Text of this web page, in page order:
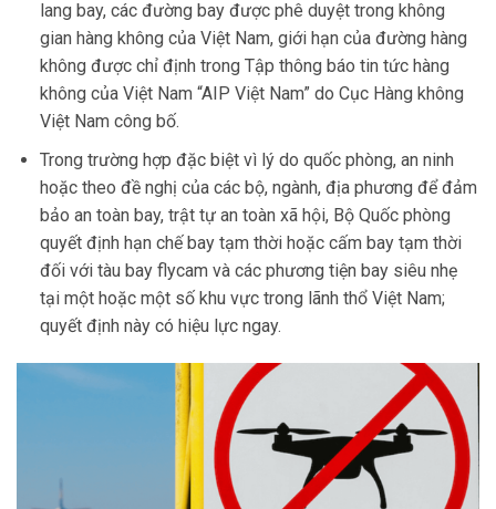
lang bay, các đường bay được phê duyệt trong không
gian hàng không của Việt Nam, giới hạn của đường hàng
không được chỉ định trong Tập thông báo tin tức hàng
không của Việt Nam “AIP Việt Nam” do Cục Hàng không
Việt Nam công bố.
Trong trường hợp đặc biệt vì lý do quốc phòng, an ninh
hoặc theo đề nghị của các bộ, ngành, địa phương để đảm
bảo an toàn bay, trật tự an toàn xã hội, Bộ Quốc phòng
quyết định hạn chế bay tạm thời hoặc cấm bay tạm thời
đối với tàu bay flycam và các phương tiện bay siêu nhẹ
tại một hoặc một số khu vực trong lãnh thổ Việt Nam;
quyết định này có hiệu lực ngay.